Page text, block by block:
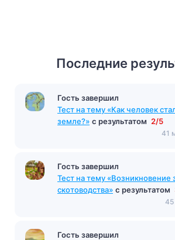
Последние
Гость завершил
Тест на тему «Как человек
земле?» с результатом 2/5
41
Гость завершил
Тест на тему «Возникновение
скотоводства» с результатом
45
Гость завершил